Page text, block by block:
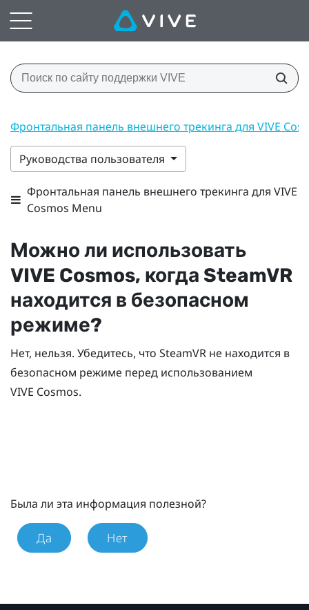
Фронтальная панель внешнего трекинга для VIVE
Руководства пользователя
Фронтальная панель внешнего трекинга для VIVE
Cosmos Menu
Можно ли использовать
VIVE Cosmos, когда SteamVR
находится в безопасном
режиме?
Нет, нельзя. Убедитесь, что SteamVR не находится в
безопасном режиме перед использованием
VIVE Cosmos.
Была ли эта информация полезной?
Да Нет